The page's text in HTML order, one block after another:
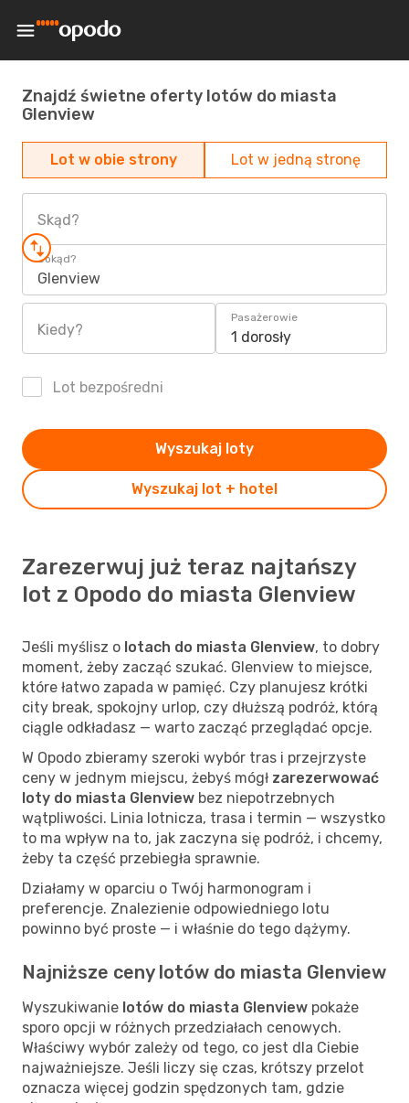
Znajdź świetne oferty lotów do miasta
Glenview
Lot w obie strony Lot w jedną stronę
Skąd?
Dokąd?
Glenview
Kiedy?
Pasażerowie
1 dorosły
Lot bezpośredni
Wyszukaj lot + hotel
Wyszukaj loty
Zarezerwuj już teraz najtańszy
lot z Opodo do miasta Glenview
Jeśli myślisz o lotach do miasta Glenview, to dobry
moment, żeby zacząć szukać. Glenview to miejsce,
które łatwo zapada w pamięć. Czy planujesz krótki
city break, spokojny urlop, czy dłuższą podróż, którą
ciągle odkładasz — warto zacząć przeglądać opcje.
W Opodo zbieramy szeroki wybór tras i przejrzyste
ceny w jednym miejscu, żebyś mógł zarezerwować
loty do miasta Glenview bez niepotrzebnych
wątpliwości. Linia lotnicza, trasa i termin — wszystko
to ma wpływ na to, jak zaczyna się podróż, i chcemy,
żeby ta część przebiegła sprawnie.
Działamy w oparciu o Twój harmonogram i
preferencje. Znalezienie odpowiedniego lotu
powinno być proste — i właśnie do tego dążymy.
Najniższe ceny lotów do miasta Glenview
Wyszukiwanie lotów do miasta Glenview pokaże
sporo opcji w różnych przedziałach cenowych.
Właściwy wybór zależy od tego, co jest dla Ciebie
najważniejsze. Jeśli liczy się czas, krótszy przelot
oznacza więcej godzin spędzonych tam, gdzie